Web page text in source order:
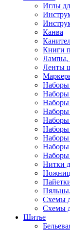
Иглы
Канва
Книги
Лампы,
Ленты
Наборы
Наборы
Наборы
Наборы
Наборы
Наборы
Наборы
Наборы
Наборы
Нитки
Схемы
Схемы
Шитье